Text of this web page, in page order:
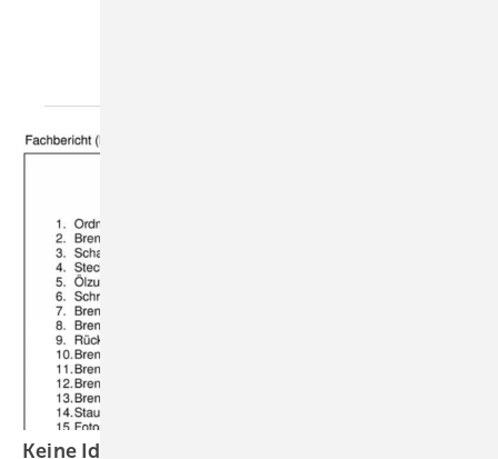
Keine Idee fürs Berichtsheft? Wir haben